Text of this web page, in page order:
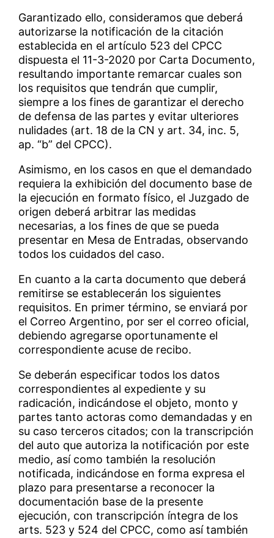
Garantizado ello, consideramos que deberá
autorizarse la notificación de la citación
establecida en el artículo 523 del CPCC
dispuesta el 11-3-2020 por Carta Documento,
resultando importante remarcar cuales son
los requisitos que tendrán que cumplir,
siempre a los fines de garantizar el derecho
de defensa de las partes y evitar ulteriores
nulidades (art. 18 de la CN y art. 34, inc. 5,
ap. “b” del CPCC).
Asimismo, en los casos en que el demandado
requiera la exhibición del documento base de
la ejecución en formato físico, el Juzgado de
origen deberá arbitrar las medidas
necesarias, a los fines de que se pueda
presentar en Mesa de Entradas, observando
todos los cuidados del caso.
En cuanto a la carta documento que deberá
remitirse se establecerán los siguientes
requisitos. En primer término, se enviará por
el Correo Argentino, por ser el correo oficial,
debiendo agregarse oportunamente el
correspondiente acuse de recibo.
Se deberán especificar todos los datos
correspondientes al expediente y su
radicación, indicándose el objeto, monto y
partes tanto actoras como demandadas y en
su caso terceros citados; con la transcripción
del auto que autoriza la notificación por este
medio, así como también la resolución
notificada, indicándose en forma expresa el
plazo para presentarse a reconocer la
documentación base de la presente
ejecución, con transcripción íntegra de los
arts. 523 y 524 del CPCC, como así también